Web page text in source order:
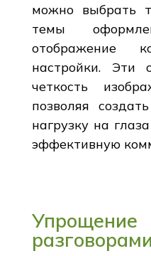
можно выбрать
темы
отображение
настройки. Эти
четкость
позволяя
нагрузку на
эффективную
разговорами